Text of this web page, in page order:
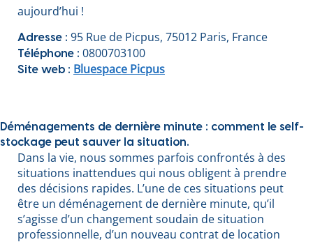
aujourd’hui !
Adresse : 95 Rue de Picpus, 75012 Paris, France
Téléphone : 0800703100
Site web : Bluespace Picpus
Déménagements de dernière minute : comment le self-
stockage peut sauver la situation.
Dans la vie, nous sommes parfois confrontés à des
situations inattendues qui nous obligent à prendre
des décisions rapides. L’une de ces situations peut
être un déménagement de dernière minute, qu’il
s’agisse d’un changement soudain de situation
professionnelle, d’un nouveau contrat de location